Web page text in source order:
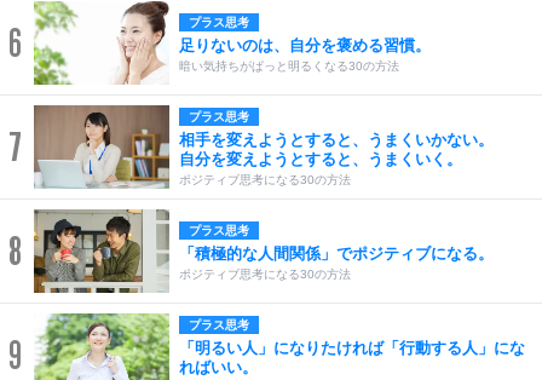
6 プラス思考
足りないのは、自分を褒める習慣。
暗い気持ちがぱっと明るくなる30の方法
7
プラス思考
相手を変えようとすると、うまくいかない。
自分を変えようとすると、うまくいく。
ポジティブ思考になる30の方法
8 プラス思考
「積極的な人間関係」でポジティブになる。
ポジティブ思考になる30の方法
9
プラス思考
「明るい人」になりたければ「行動する人」にな
ればいい。